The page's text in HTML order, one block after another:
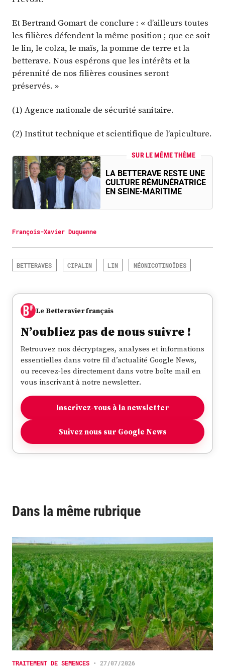
Et Bertrand Gomart de conclure : « d’ailleurs toutes
les filières défendent la même position ; que ce soit
le lin, le colza, le maïs, la pomme de terre et la
betterave. Nous espérons que les intérêts et la
pérennité de nos filières cousines seront
préservés. »
(1) Agence nationale de sécurité sanitaire.
(2) Institut technique et scientifique de l’apiculture.
SUR LE MÊME THÈME
LA BETTERAVE RESTE UNE
CULTURE RÉMUNÉRATRICE
EN SEINE-MARITIME
François-Xavier Duquenne
BETTERAVES CIPALIN LIN NÉONICOTINOÏDES
Le Betteravier français
N’oubliez pas de nous suivre !
Retrouvez nos décryptages, analyses et informations
essentielles dans votre fil d’actualité Google News,
ou recevez-les directement dans votre boîte mail en
vous inscrivant à notre newsletter.
Inscrivez-vous à la newsletter
Suivez nous sur Google News
Dans la même rubrique
TRAITEMENT DE SEMENCES • 27/07/2026